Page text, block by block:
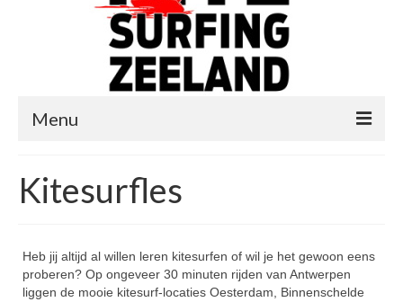
Menu
Kitesurfles
Wingsurfen
Kitesurfles
Heb jij altijd al willen leren kitesurfen of wil je het gewoon eens
proberen? Op ongeveer 30 minuten rijden van Antwerpen
liggen de mooie kitesurf-locaties Oesterdam, Binnenschelde